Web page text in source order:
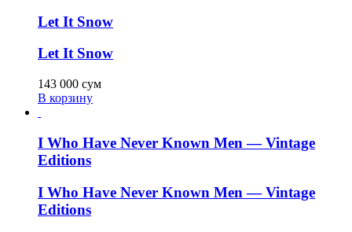
Let It Snow
Let It Snow
143 000 сум
В корзину
I Who Have Never Known Men — Vintage
Editions
I Who Have Never Known Men — Vintage
Editions